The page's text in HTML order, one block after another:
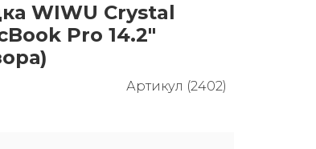
WIWU Crystal
Pro 14.2"
Артикул (2402)